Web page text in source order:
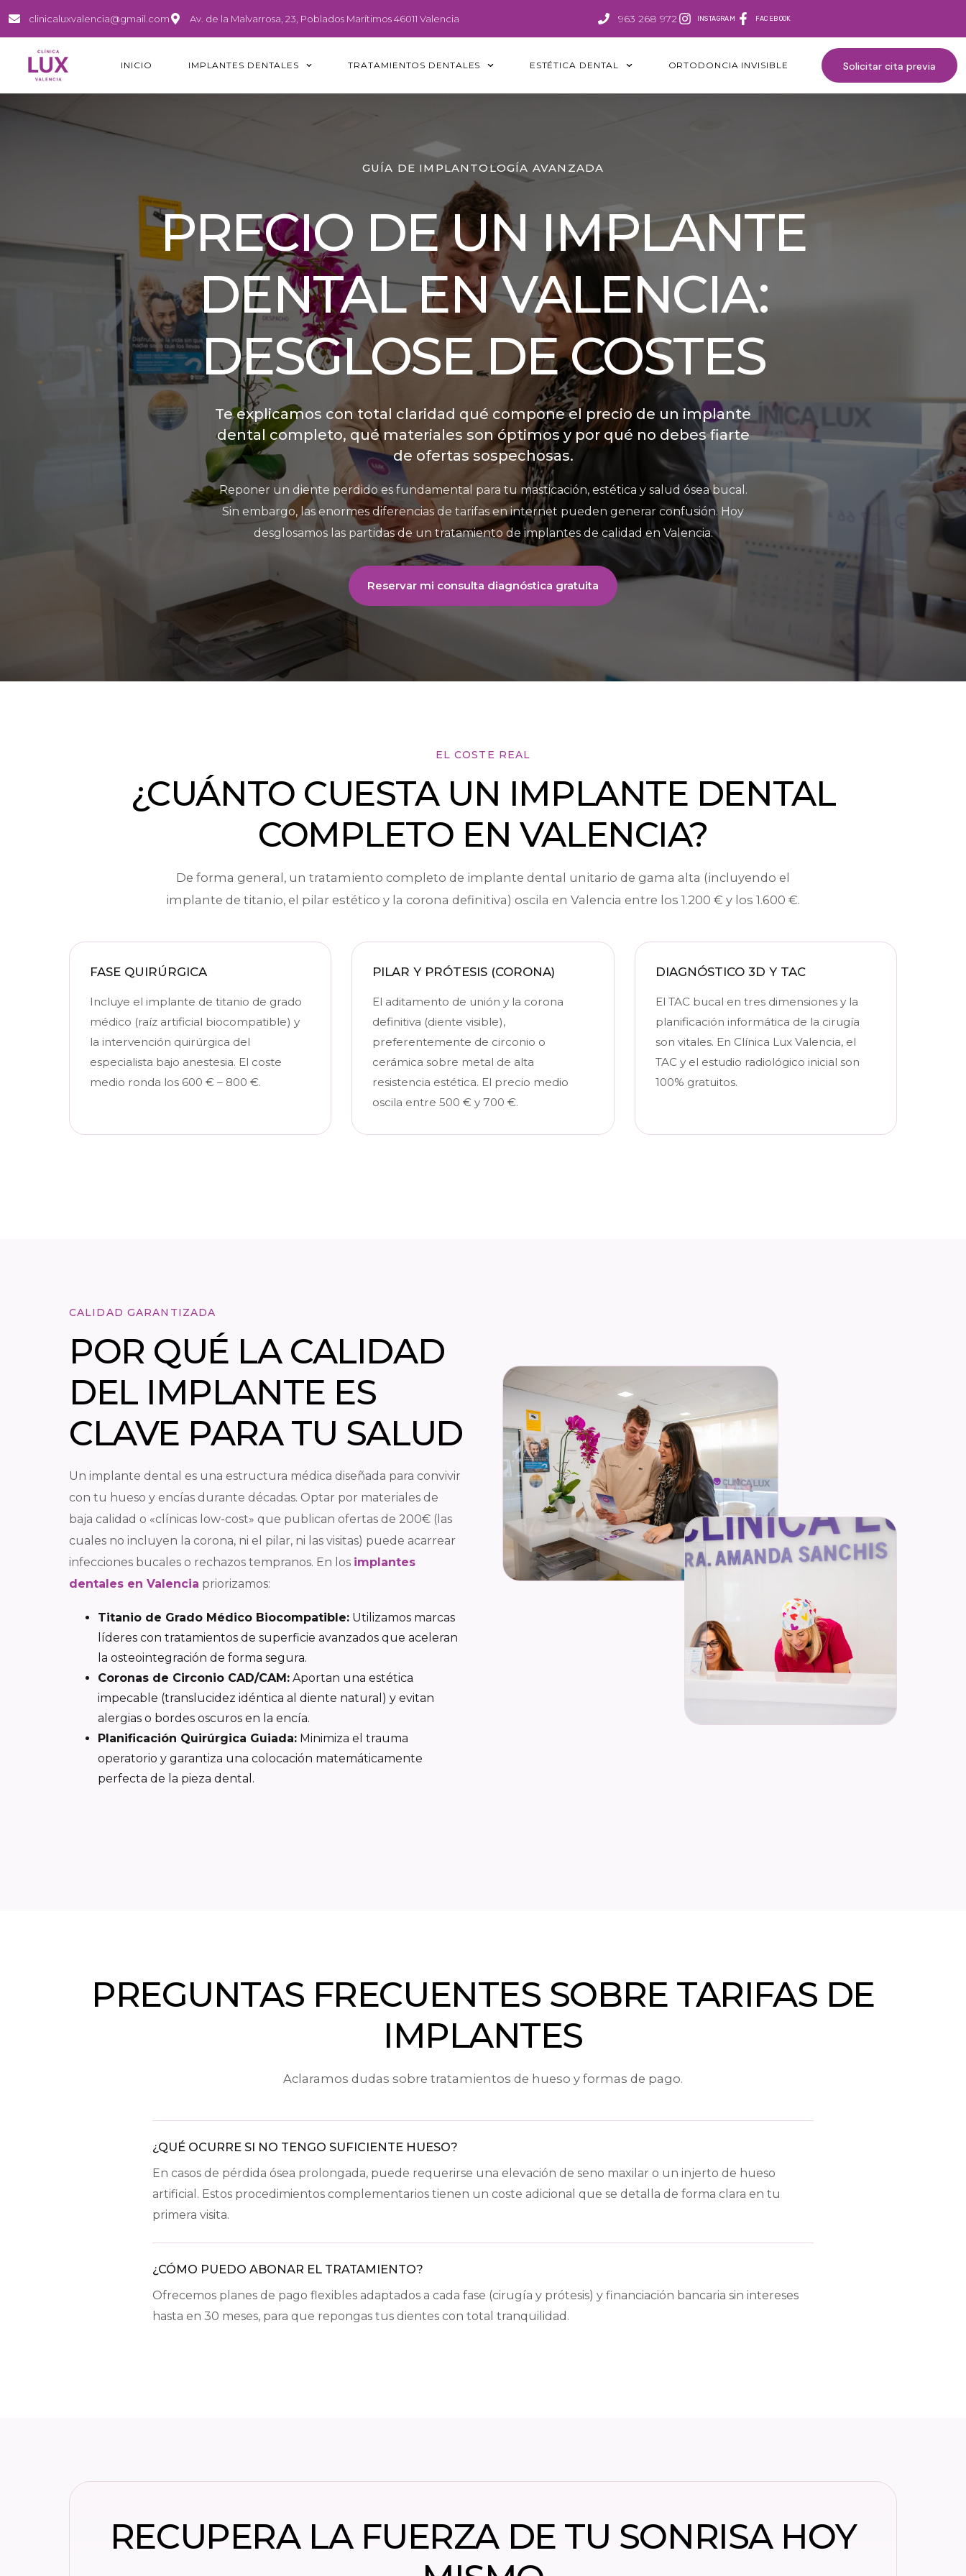
clinicaluxvalencia@gmail.com Av. de la Malvarrosa, 23, Poblados Marítimos 46011 Valencia INSTAGRAM FACEBOOK
963 268 972
INICIO IMPLANTES DENTALES TRATAMIENTOS DENTALES ESTÉTICA DENTAL ORTODONCIA INVISIBLE Solicitar cita previa
GUÍA DE IMPLANTOLOGÍA AVANZADA
PRECIO DE UN IMPLANTE
DENTAL EN VALENCIA:
DESGLOSE DE COSTES
Te explicamos con total claridad qué compone el precio de un implante
dental completo, qué materiales son óptimos y por qué no debes fiarte
de ofertas sospechosas.
Reponer un diente perdido es fundamental para tu masticación, estética y salud ósea bucal.
Sin embargo, las enormes diferencias de tarifas en internet pueden generar confusión. Hoy
desglosamos las partidas de un tratamiento de implantes de calidad en Valencia.
Reservar mi consulta diagnóstica gratuita
EL COSTE REAL
¿CUÁNTO CUESTA UN IMPLANTE DENTAL
COMPLETO EN VALENCIA?
De forma general, un tratamiento completo de implante dental unitario de gama alta (incluyendo el
implante de titanio, el pilar estético y la corona definitiva) oscila en Valencia entre los 1.200 € y los 1.600 €.
FASE QUIRÚRGICA
Incluye el implante de titanio de grado
médico (raíz artificial biocompatible) y
la intervención quirúrgica del
especialista bajo anestesia. El coste
medio ronda los 600 € – 800 €.
PILAR Y PRÓTESIS (CORONA)
El aditamento de unión y la corona
definitiva (diente visible),
preferentemente de circonio o
cerámica sobre metal de alta
resistencia estética. El precio medio
oscila entre 500 € y 700 €.
DIAGNÓSTICO 3D Y TAC
El TAC bucal en tres dimensiones y la
planificación informática de la cirugía
son vitales. En Clínica Lux Valencia, el
TAC y el estudio radiológico inicial son
100% gratuitos.
CALIDAD GARANTIZADA
POR QUÉ LA CALIDAD
DEL IMPLANTE ES
CLAVE PARA TU SALUD
Un implante dental es una estructura médica diseñada para convivir
con tu hueso y encías durante décadas. Optar por materiales de
baja calidad o «clínicas low-cost» que publican ofertas de 200€ (las
cuales no incluyen la corona, ni el pilar, ni las visitas) puede acarrear
infecciones bucales o rechazos tempranos. En los implantes
dentales en Valencia priorizamos:
Titanio de Grado Médico Biocompatible: Utilizamos marcas
líderes con tratamientos de superficie avanzados que aceleran
la osteointegración de forma segura.
Coronas de Circonio CAD/CAM: Aportan una estética
impecable (translucidez idéntica al diente natural) y evitan
alergias o bordes oscuros en la encía.
Planificación Quirúrgica Guiada: Minimiza el trauma
operatorio y garantiza una colocación matemáticamente
perfecta de la pieza dental.
PREGUNTAS FRECUENTES SOBRE TARIFAS DE
IMPLANTES
Aclaramos dudas sobre tratamientos de hueso y formas de pago.
¿QUÉ OCURRE SI NO TENGO SUFICIENTE HUESO?
En casos de pérdida ósea prolongada, puede requerirse una elevación de seno maxilar o un injerto de hueso
artificial. Estos procedimientos complementarios tienen un coste adicional que se detalla de forma clara en tu
primera visita.
¿CÓMO PUEDO ABONAR EL TRATAMIENTO?
Ofrecemos planes de pago flexibles adaptados a cada fase (cirugía y prótesis) y financiación bancaria sin intereses
hasta en 30 meses, para que repongas tus dientes con total tranquilidad.
RECUPERA LA FUERZA DE TU SONRISA HOY